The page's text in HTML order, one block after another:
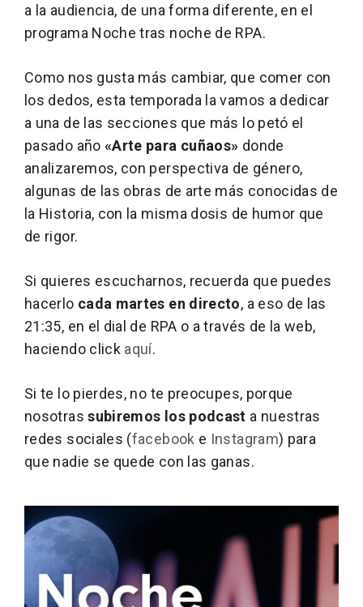
a la audiencia, de una forma diferente, en el
programa Noche tras noche de RPA.
Como nos gusta más cambiar, que comer con
los dedos, esta temporada la vamos a dedicar
a una de las secciones que más lo petó el
pasado año «Arte para cuñaos» donde
analizaremos, con perspectiva de género,
algunas de las obras de arte más conocidas de
la Historia, con la misma dosis de humor que
de rigor.
Si quieres escucharnos, recuerda que puedes
hacerlo cada martes en directo, a eso de las
21:35, en el dial de RPA o a través de la web,
haciendo click aquí.
Si te lo pierdes, no te preocupes, porque
nosotrassubiremos los podcast a nuestras
redes sociales (facebook e Instagram) para
que nadie se quede con las ganas.